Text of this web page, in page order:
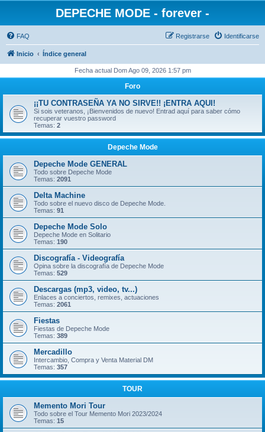
DEPECHE MODE - forever -
FAQ Identificarse
Registrarse
Inicio Índice general
Fecha actual Dom Ago 09, 2026 1:57 pm
Foro
¡¡TU CONTRASEÑA YA NO SIRVE!! ¡ENTRA AQUI!
Si sois veteranos, ¡Bienvenidos de nuevo! Entrad aquí para saber cómo
recuperar vuestro password
Temas: 2
Depeche Mode
Depeche Mode GENERAL
Todo sobre Depeche Mode
Temas: 2091
Delta Machine
Todo sobre el nuevo disco de Depeche Mode.
Temas: 91
Depeche Mode Solo
Depeche Mode en Solitario
Temas: 190
Discografía - Videografía
Opina sobre la discografía de Depeche Mode
Temas: 529
Descargas (mp3, video, tv...)
Enlaces a conciertos, remixes, actuaciones
Temas: 2061
Fiestas
Fiestas de Depeche Mode
Temas: 389
Mercadillo
Intercambio, Compra y Venta Material DM
Temas: 357
TOUR
Memento Mori Tour
Todo sobre el Tour Memento Mori 2023/2024
Temas: 15